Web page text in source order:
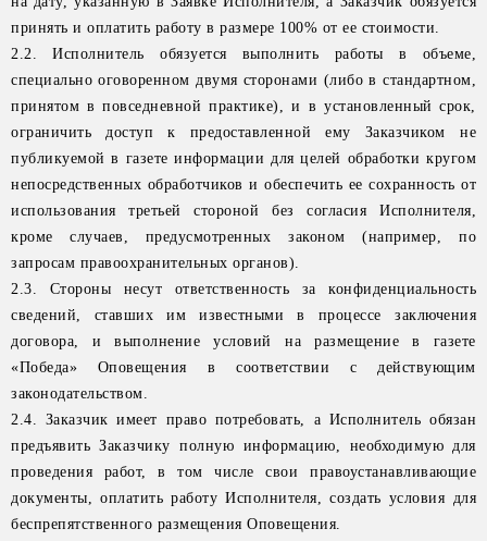
принять и оплатить работу в размере 100% от ее стоимости.
2.2. Исполнитель обязуется выполнить работы в объеме,
специально оговоренном двумя сторонами (либо в стандартном,
принятом в повседневной практике), и в установленный срок,
ограничить доступ к предоставленной ему Заказчиком не
публикуемой в газете информации для целей обработки кругом
непосредственных обработчиков и обеспечить ее сохранность от
использования третьей стороной без согласия Исполнителя,
кроме случаев, предусмотренных законом (например, по
запросам правоохранительных органов).
2.3. Стороны несут ответственность за конфиденциальность
сведений, ставших им известными в процессе заключения
договора, и выполнение условий на размещение в газете
«Победа» Оповещения в соответствии с действующим
законодательством.
2.4. Заказчик имеет право потребовать, а Исполнитель обязан
предъявить Заказчику полную информацию, необходимую для
проведения работ, в том числе свои правоустанавливающие
документы, оплатить работу Исполнителя, создать условия для
беспрепятственного размещения Оповещения.